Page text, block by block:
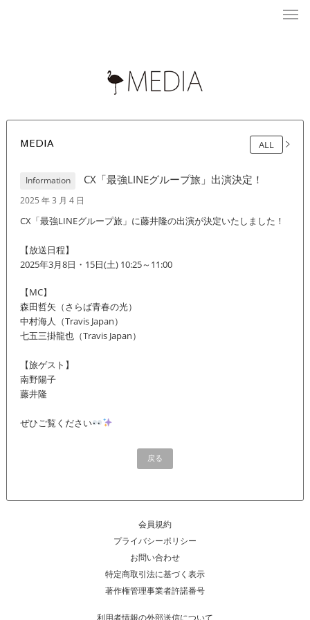
MEDIA ALL
Information CX「最強LINEグループ旅」出演決定！
2025 年 3 月 4 日
CX「最強LINEグループ旅」に藤井隆の出演が決定いたしました！
【放送日程】
2025年3月8日・15日(土) 10:25～11:00
【MC】
森田哲矢（さらば青春の光）
中村海人（Travis Japan）
七五三掛龍也（Travis Japan）
【旅ゲスト】
南野陽子
藤井隆
ぜひご覧ください
戻る
会員規約
プライバシーポリシー
お問い合わせ
特定商取引法に基づく表示
著作権管理事業者許諾番号
利用者情報の外部送信について